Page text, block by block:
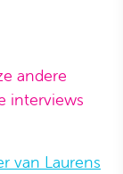
andere
interviews
van Laurens